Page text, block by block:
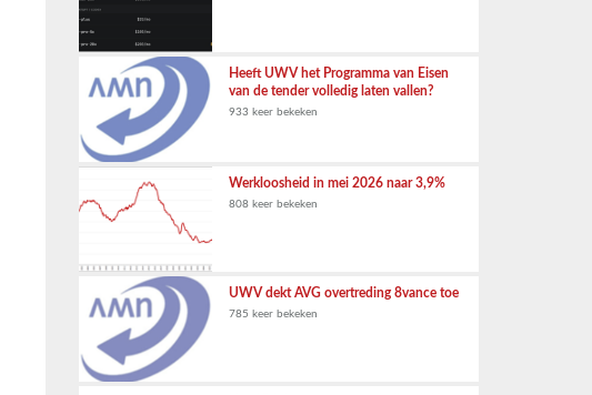
Heeft UWV het Programma van Eisen
van de tender volledig laten vallen?
933 keer bekeken
Werkloosheid in mei 2026 naar 3,9%
808 keer bekeken
UWV dekt AVG overtreding 8vance toe
785 keer bekeken